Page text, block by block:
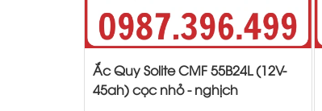
Ắc Quy Solite CMF 55B24L (12V-
45ah) cọc nhỏ - nghịch